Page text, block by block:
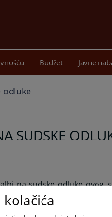
sadržaj
Budžet Javne
odluke
SUDSKE
na sudske odluke ovog
u prijemnom odjeljenju
sudu i putem pošte u